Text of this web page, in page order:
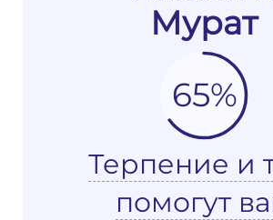
Мурат
65%
Терпение и
помогут